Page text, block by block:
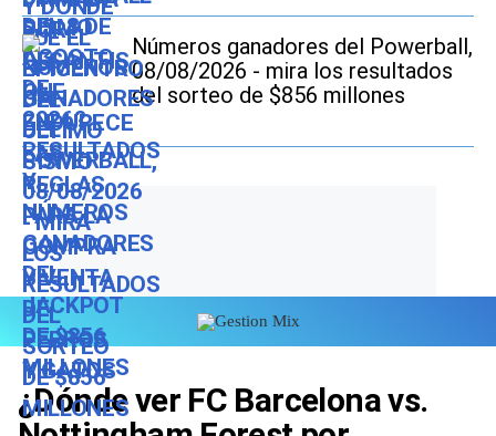
Números ganadores del Powerball,
08/08/2026 - mira los resultados
del sorteo de $856 millones